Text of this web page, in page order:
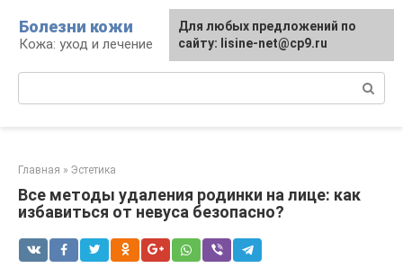
контенту
Болезни кожи
Кожа: уход и лечение
Главная » Эстетика
Все методы удаления родинки на лице: как
избавиться от невуса безопасно?
Для любых предложений по
сайту: lisine-net@cp9.ru